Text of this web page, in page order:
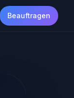
Beauftragen